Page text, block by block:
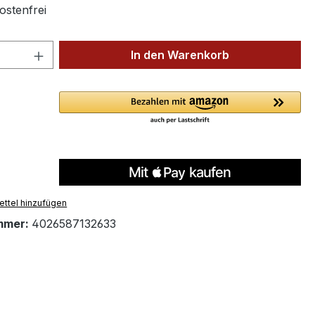
Anzahl: Gib den gewünschten Wert
In den Warenkorb
hinzufügen
4026587132633